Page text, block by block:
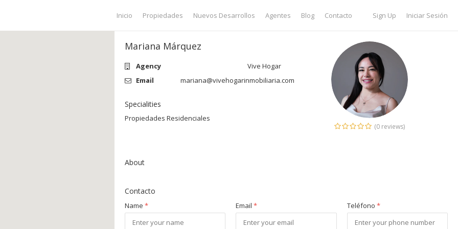
Sign Up Iniciar Sesión
Inicio Propiedades Nuevos Desarrollos Agentes Blog Contacto
Mariana Márquez
Agency
Vive Hogar
Email
mariana@vivehogarinmobiliaria.com
Specialities
Propiedades Residenciales
(0 reviews)
About
Contacto
Name * Email* Teléfono *